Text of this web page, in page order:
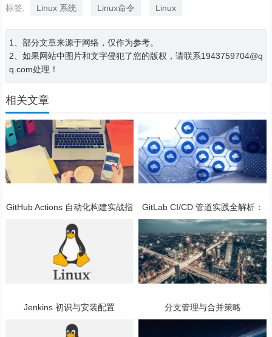
标签: Linux 系统 Linux命令 Linux
1、部分文章来源于网络，仅作为参考。
2、如果网站中图片和文字侵犯了您的版权，请联系1943759704@q
q.com处理！
相关文章
GitHub Actions 自动化构建实战指
GitLab CI/CD 管道实践全解析：
从入门到实战
Jenkins 初识与安装配置 分支管理与合并策略